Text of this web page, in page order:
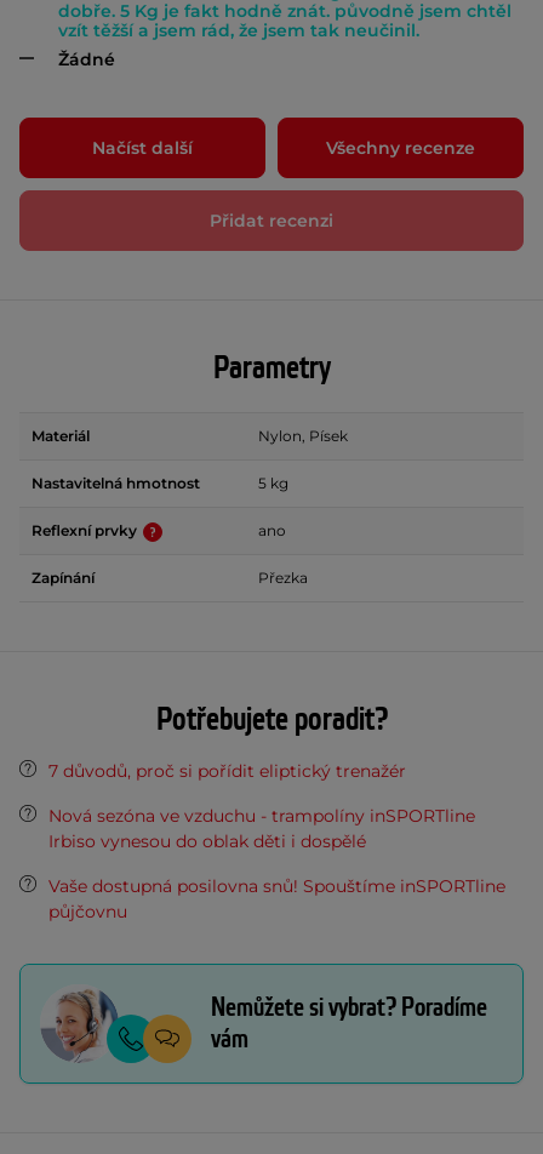
dobře. 5 Kg je fakt hodně znát. původně jsem chtěl
vzít těžší a jsem rád, že jsem tak neučinil.
Žádné
Načíst další Všechny recenze
Přidat recenzi
Parametry
Materiál Nylon, Písek
Nastavitelná hmotnost 5 kg
Reflexní prvky ano
Zapínání Přezka
Potřebujete poradit?
7 důvodů, proč si pořídit eliptický trenažér
Nová sezóna ve vzduchu - trampolíny inSPORTline
Irbiso vynesou do oblak děti i dospělé
Vaše dostupná posilovna snů! Spouštíme inSPORTline
půjčovnu
Nemůžete si vybrat? Poradíme
vám